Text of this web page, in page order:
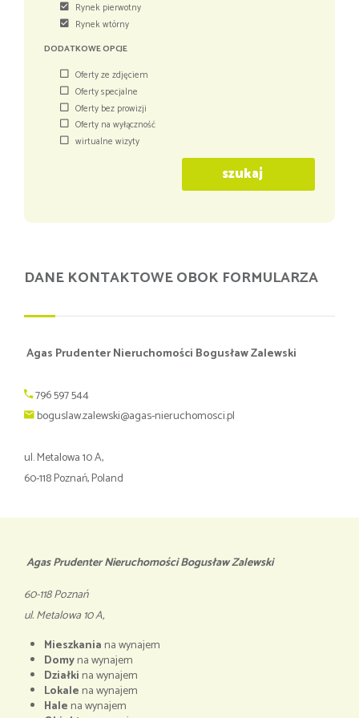
Rynek pierwotny
Rynek wtórny
DODATKOWE OPCJE
Oferty ze zdjęciem
Oferty specjalne
Oferty bez prowizji
Oferty na wyłączność
wirtualne wizyty
szukaj
DANE KONTAKTOWE OBOK FORMULARZA
Agas Prudenter Nieruchomości Bogusław Zalewski
796 597 544
boguslaw.zalewski@agas-nieruchomosci.pl
ul. Metalowa 10 A,
60-118 Poznań, Poland
Agas Prudenter Nieruchomości Bogusław Zalewski
60-118 Poznań
ul. Metalowa 10 A,
Mieszkania na wynajem
Domyna wynajem
Działki na wynajem
Lokale na wynajem
Hale na wynajem